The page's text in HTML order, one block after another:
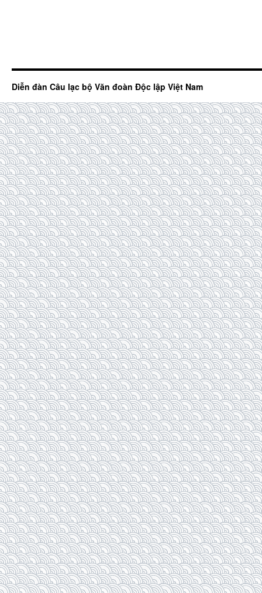
Diễn đàn Câu lạc bộ Văn đoàn Độc lập Việt Nam